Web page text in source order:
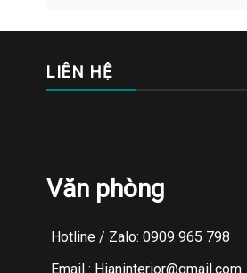
LIÊN HỆ
Văn phòng
Hotline / Zalo: 0909 965 798
Email : Hianinterior@gmail.com